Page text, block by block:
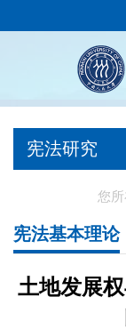
宪法研究
您所
宪法基本理论
土地发展